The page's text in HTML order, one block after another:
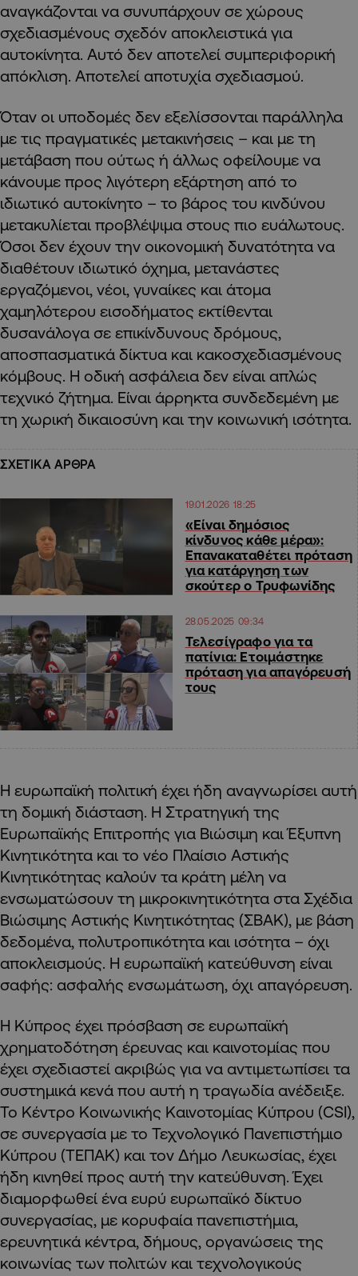
αναγκάζονται να συνυπάρχουν σε χώρους
σχεδιασμένους σχεδόν αποκλειστικά για
αυτοκίνητα. Αυτό δεν αποτελεί συμπεριφορική
απόκλιση. Αποτελεί αποτυχία σχεδιασμού.
Όταν οι υποδομές δεν εξελίσσονται παράλληλα
με τις πραγματικές μετακινήσεις – και με τη
μετάβαση που ούτως ή άλλως οφείλουμε να
κάνουμε προς λιγότερη εξάρτηση από το
ιδιωτικό αυτοκίνητο – το βάρος του κινδύνου
μετακυλίεται προβλέψιμα στους πιο ευάλωτους.
Όσοι δεν έχουν την οικονομική δυνατότητα να
διαθέτουν ιδιωτικό όχημα, μετανάστες
εργαζόμενοι, νέοι, γυναίκες και άτομα
χαμηλότερου εισοδήματος εκτίθενται
δυσανάλογα σε επικίνδυνους δρόμους,
αποσπασματικά δίκτυα και κακοσχεδιασμένους
κόμβους. Η οδική ασφάλεια δεν είναι απλώς
τεχνικό ζήτημα. Είναι άρρηκτα συνδεδεμένη με
τη χωρική δικαιοσύνη και την κοινωνική ισότητα.
ΣΧΕΤΙΚΑ ΑΡΘΡΑ
19.01.2026 18:25
«Είναι δημόσιος
κίνδυνος κάθε μέρα»:
Επανακαταθέτει πρόταση
για κατάργηση των
σκούτερ ο Τρυφωνίδης
28.05.2025 09:34
Τελεσίγραφο για τα
πατίνια: Ετοιμάστηκε
πρόταση για απαγόρευσή
τους
Η ευρωπαϊκή πολιτική έχει ήδη αναγνωρίσει αυτή
τη δομική διάσταση. Η Στρατηγική της
Ευρωπαϊκής Επιτροπής για Βιώσιμη και Έξυπνη
Κινητικότητα και το νέο Πλαίσιο Αστικής
Κινητικότητας καλούν τα κράτη μέλη να
ενσωματώσουν τη μικροκινητικότητα στα Σχέδια
Βιώσιμης Αστικής Κινητικότητας (ΣΒΑΚ), με βάση
δεδομένα, πολυτροπικότητα και ισότητα – όχι
αποκλεισμούς. Η ευρωπαϊκή κατεύθυνση είναι
σαφής: ασφαλής ενσωμάτωση, όχι απαγόρευση.
Η Κύπρος έχει πρόσβαση σε ευρωπαϊκή
χρηματοδότηση έρευνας και καινοτομίας που
έχει σχεδιαστεί ακριβώς για να αντιμετωπίσει τα
συστημικά κενά που αυτή η τραγωδία ανέδειξε.
Το Κέντρο Κοινωνικής Καινοτομίας Κύπρου (CSI),
σε συνεργασία με το Τεχνολογικό Πανεπιστήμιο
Κύπρου (ΤΕΠΑΚ) και τον Δήμο Λευκωσίας, έχει
ήδη κινηθεί προς αυτή την κατεύθυνση. Έχει
διαμορφωθεί ένα ευρύ ευρωπαϊκό δίκτυο
συνεργασίας, με κορυφαία πανεπιστήμια,
ερευνητικά κέντρα, δήμους, οργανώσεις της
κοινωνίας των πολιτών και τεχνολογικούς